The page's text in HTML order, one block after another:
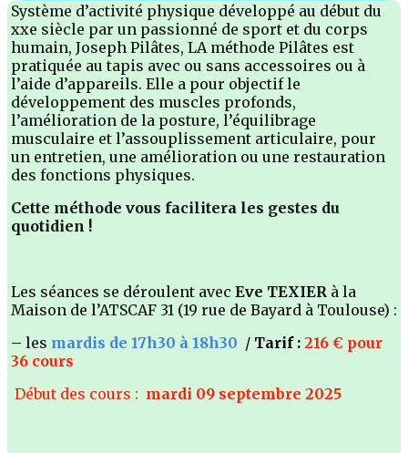
Système d’activité physique développé au début du
xxe siècle par un passionné de sport et du corps
humain, Joseph Pilâtes, LA méthode Pilâtes est
pratiquée au tapis avec ou sans accessoires ou à
l’aide d’appareils. Elle a pour objectif le
développement des muscles profonds,
l’amélioration de la posture, l’équilibrage
musculaire et l’assouplissement articulaire, pour
un entretien, une amélioration ou une restauration
des fonctions physiques.
Cette méthode vous facilitera les gestes du
quotidien !
Les séances se déroulent avec Eve TEXIER à la
Maison de l’ATSCAF 31 (19 rue de Bayard à Toulouse) :
– les mardis de 17h30 à 18h30 / Tarif : 216 € pour
36 cours
Début des cours : mardi 09 septembre 2025